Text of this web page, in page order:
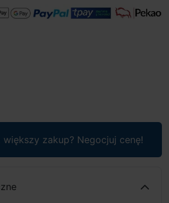
większy zakup? Negocjuj cenę!